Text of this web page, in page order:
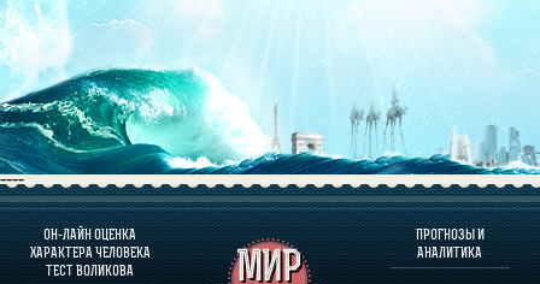
----
ОН-ЛАЙН ОЦЕНКА
ХАРАКТЕРА ЧЕЛОВЕКА
ТЕСТ ВОЛИКОВА
ПРОГНОЗЫ И
АНАЛИТИКА
О ПРОГРАММЕ
ОЦЕНКА ХАРАКТЕРA ЧЕЛОВЕКА